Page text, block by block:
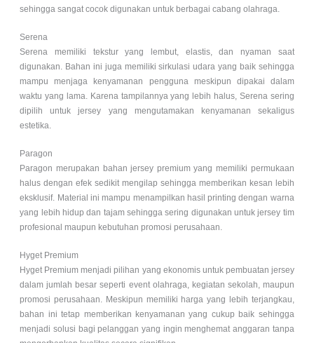
sehingga sangat cocok digunakan untuk berbagai cabang olahraga.
Serena
Serena memiliki tekstur yang lembut, elastis, dan nyaman saat
digunakan. Bahan ini juga memiliki sirkulasi udara yang baik sehingga
mampu menjaga kenyamanan pengguna meskipun dipakai dalam
waktu yang lama. Karena tampilannya yang lebih halus, Serena sering
dipilih untuk jersey yang mengutamakan kenyamanan sekaligus
estetika.
Paragon
Paragon merupakan bahan jersey premium yang memiliki permukaan
halus dengan efek sedikit mengilap sehingga memberikan kesan lebih
eksklusif. Material ini mampu menampilkan hasil printing dengan warna
yang lebih hidup dan tajam sehingga sering digunakan untuk jersey tim
profesional maupun kebutuhan promosi perusahaan.
Hyget Premium
Hyget Premium menjadi pilihan yang ekonomis untuk pembuatan jersey
dalam jumlah besar seperti event olahraga, kegiatan sekolah, maupun
promosi perusahaan. Meskipun memiliki harga yang lebih terjangkau,
bahan ini tetap memberikan kenyamanan yang cukup baik sehingga
menjadi solusi bagi pelanggan yang ingin menghemat anggaran tanpa